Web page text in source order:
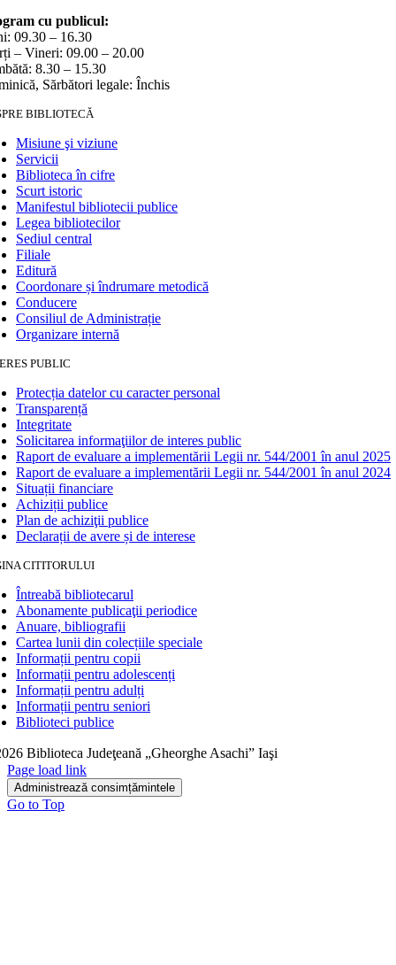
cu publicul:
09.30 – 16.30
– Vineri: 09.00 – 20.00
8.30 – 15.30
Sărbători legale: Închis
BIBLIOTECĂ
Misiune şi viziune
Servicii
Biblioteca în cifre
Scurt istoric
Manifestul bibliotecii publice
Legea bibliotecilor
Sediul central
Filiale
Editură
Coordonare și îndrumare metodică
Conducere
Consiliul de Administrație
Organizare internă
PUBLIC
Protecția datelor cu caracter personal
Transparență
Integritate
Solicitarea informaţiilor de interes public
Raport de evaluare a implementării Legii nr. 544/2001 în anul 2025
Raport de evaluare a implementării Legii nr. 544/2001 în anul 2024
Situații financiare
Achiziții publice
Plan de achiziţii publice
Declarații de avere și de interese
CITITORULUI
Întreabă bibliotecarul
Abonamente publicaţii periodice
Anuare, bibliografii
Cartea lunii din colecțiile speciale
Informații pentru copii
Informații pentru adolescenți
Informații pentru adulți
Informații pentru seniori
Biblioteci publice
Biblioteca Judeţeană „Gheorghe Asachi” Iaşi
Page load link
Administrează consimțămintele
Go to Top